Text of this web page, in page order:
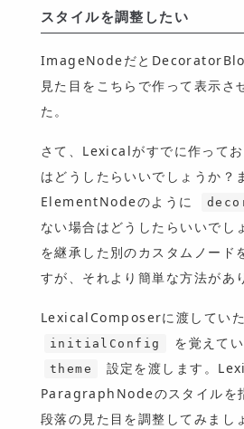
スタイルを調整したい
ImageNodeだと
見た目をこちらで作って表示さ
た。
さて、Lexicalがすでに作って
はどうしたらいいでしょうか？
ElementNodeのように
ない場合はどうしたらいいで
を継承した別のカスタムノード
すが、それより簡単な方法があ
LexicalComposerに渡していた
initialConfig を覚えて
theme
設定を渡します。
ParagraphNodeのスタイルを
段落の見た目を調整してみまし